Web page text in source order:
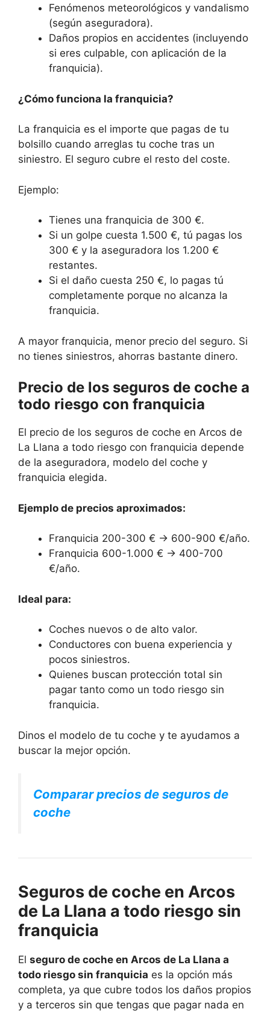
Fenómenos meteorológicos y vandalismo
(según aseguradora).
Daños propios en accidentes (incluyendo
si eres culpable, con aplicación de la
franquicia).
¿Cómo funciona la franquicia?
La franquicia es el importe que pagas de tu
bolsillo cuando arreglas tu coche tras un
siniestro. El seguro cubre el resto del coste.
Ejemplo:
Tienes una franquicia de 300 €.
Si un golpe cuesta 1.500 €, tú pagas los
300 € y la aseguradora los 1.200 €
restantes.
Si el daño cuesta 250 €, lo pagas tú
completamente porque no alcanza la
franquicia.
A mayor franquicia, menor precio del seguro. Si
no tienes siniestros, ahorras bastante dinero.
Precio de los seguros de coche a
todo riesgo con franquicia
El precio de los seguros de coche en Arcos de
La Llana a todo riesgo con franquicia depende
de la aseguradora, modelo del coche y
franquicia elegida.
Ejemplo de precios aproximados:
Franquicia 200-300 € → 600-900 €/año.
Franquicia 600-1.000 € → 400-700
€/año.
Ideal para:
Coches nuevos o de alto valor.
Conductores con buena experiencia y
pocos siniestros.
Quienes buscan protección total sin
pagar tanto como un todo riesgo sin
franquicia.
Dinos el modelo de tu coche y te ayudamos a
buscar la mejor opción.
Comparar precios de seguros de
coche
Seguros de coche en Arcos
de La Llana a todo riesgo sin
franquicia
El seguro de coche en Arcos de La Llana a
todo riesgo sin franquicia es la opción más
completa, ya que cubre todos los daños propios
y a terceros sin que tengas que pagar nada en